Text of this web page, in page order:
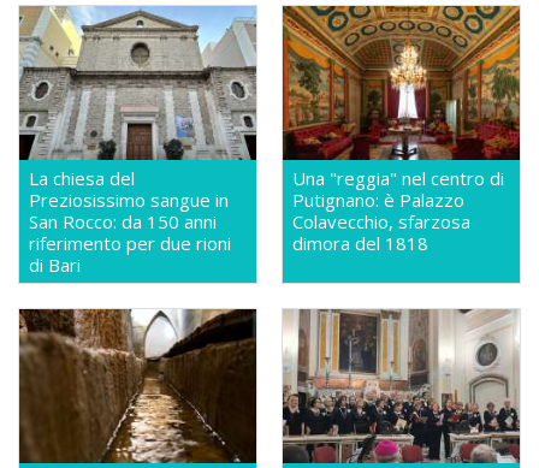
La chiesa del
Preziosissimo sangue in
San Rocco: da 150 anni
riferimento per due rioni
di Bari
Una "reggia" nel centro di
Putignano: è Palazzo
Colavecchio, sfarzosa
dimora del 1818